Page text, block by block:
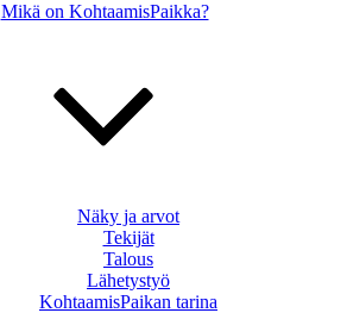
Mikä on KohtaamisPaikka?
Näky ja arvot
Tekijät
Talous
Lähetystyö
KohtaamisPaikan tarina